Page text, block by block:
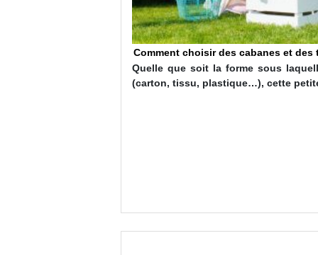
Comment choisir des cabanes et
Quelle que soit la forme sous
(carton, tissu, plastique…), cette